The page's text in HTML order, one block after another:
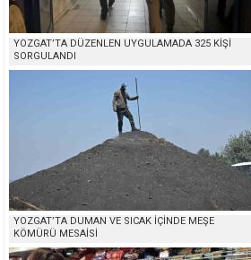
YOZGAT’TA DÜZENLEN UYGULAMADA 325 KİŞİ
SORGULANDI
YOZGAT’TA DUMAN VE SICAK İÇİNDE MEŞE
KÖMÜRÜ MESAİSİ